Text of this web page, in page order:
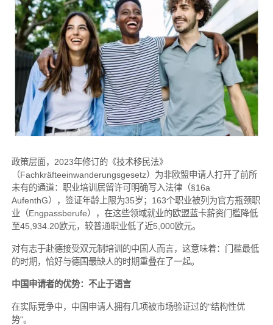
政策层面，2023年修订的《技术移民法》
（Fachkräfteeinwanderungsgesetz）为非欧盟申请人打开了前所
未有的通道：职业培训居留许可明确写入法律（§16a
AufenthG），签证年龄上限为35岁；163个职业被列为官方瓶颈职
业（Engpassberufe），在这些领域就业的欧盟蓝卡薪资门槛降低
至45,934.20欧元，较普通职业低了近5,000欧元。
对有志于赴德接受双元制培训的中国人而言，这意味着：门槛最低
的时期，恰好与德国最缺人的时期重叠在了一起。
中国申请者的优势：不止于语言
在实际竞争中，中国申请人拥有几项被市场验证过的"结构性优
势"。